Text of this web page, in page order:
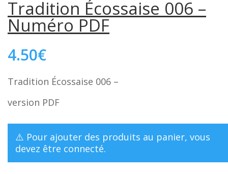
Tradition Écossaise 006 –
Numéro PDF
4.50€
Tradition Écossaise 006 –
version PDF
⚠️ Pour ajouter des produits au panier, vous
devez être connecté.